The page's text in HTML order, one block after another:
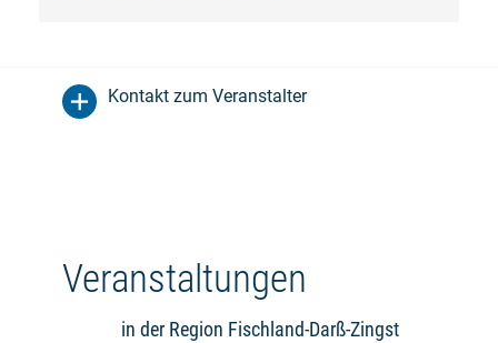
Kontakt zum Veranstalter
Veranstaltungen
in der Region Fischland-Darß-Zingst